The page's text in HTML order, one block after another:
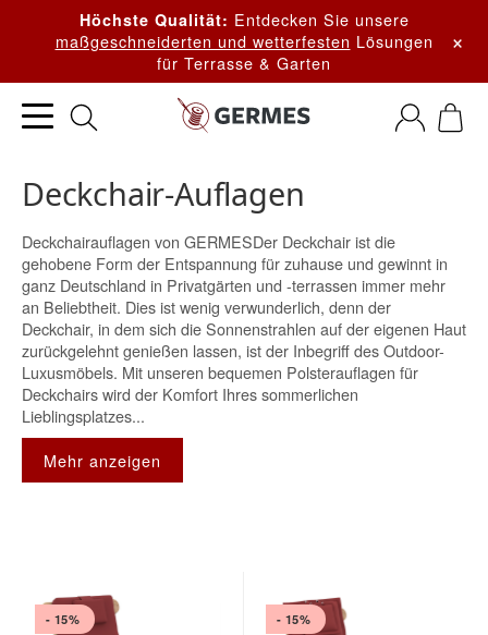
Höchste Qualität: Entdecken Sie unsere
maßgeschneiderten und wetterfesten Lösungen
für Terrasse & Garten
×
Deckchair-Auflagen
Deckchairauflagen von GERMESDer Deckchair ist die
gehobene Form der Entspannung für zuhause und gewinnt in
ganz Deutschland in Privatgärten und -terrassen immer mehr
an Beliebtheit. Dies ist wenig verwunderlich, denn der
Deckchair, in dem sich die Sonnenstrahlen auf der eigenen Haut
zurückgelehnt genießen lassen, ist der Inbegriff des Outdoor-
Luxusmöbels. Mit unseren bequemen Polsterauflagen für
Deckchairs wird der Komfort Ihres sommerlichen
Lieblingsplatzes...
Mehr anzeigen
- 15% - 15%